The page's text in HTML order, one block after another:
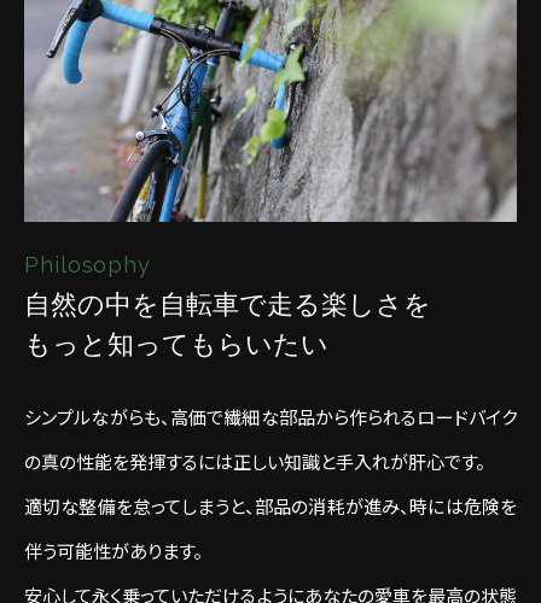
Philosophy
自然の中を自転車で走る楽しさを
もっと知ってもらいたい
シンプルながらも、高価で繊細な部品から作られるロードバイク
の真の性能を発揮するには正しい知識と手入れが肝心です。
適切な整備を怠ってしまうと、部品の消耗が進み、時には危険を
伴う可能性があります。
安心して永く乗っていただけるようにあなたの愛車を最高の状態